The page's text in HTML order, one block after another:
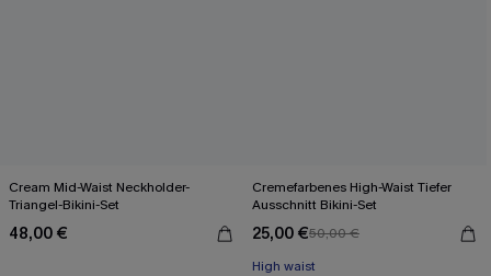
Cream Mid-Waist Neckholder-
Triangel-Bikini-Set
48,00 €
Cremefarbenes High-Waist Tiefer
Ausschnitt Bikini-Set
25,00 €50,00 €
High waist